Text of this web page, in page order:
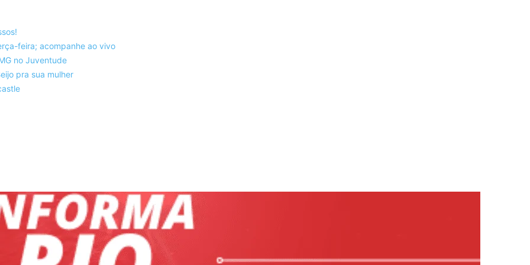
feira; acompanhe ao vivo
no Juventude
pra sua mulher